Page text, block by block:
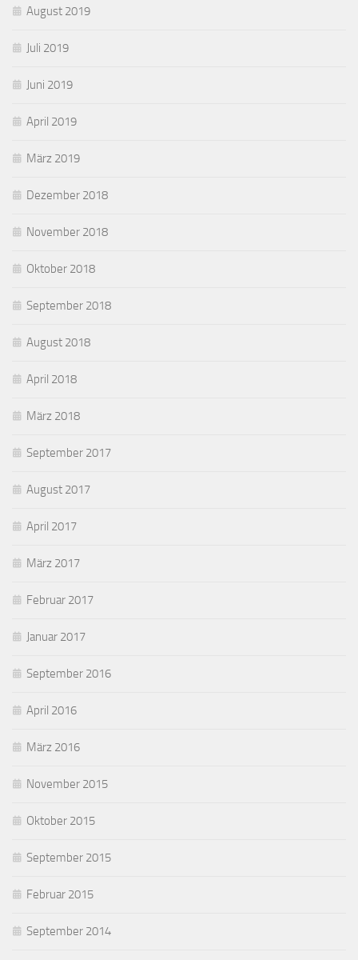
August 2019
Juli 2019
Juni 2019
April 2019
März 2019
Dezember 2018
November 2018
Oktober 2018
September 2018
August 2018
April 2018
März 2018
September 2017
August 2017
April 2017
März 2017
Februar 2017
Januar 2017
September 2016
April 2016
März 2016
November 2015
Oktober 2015
September 2015
Februar 2015
September 2014